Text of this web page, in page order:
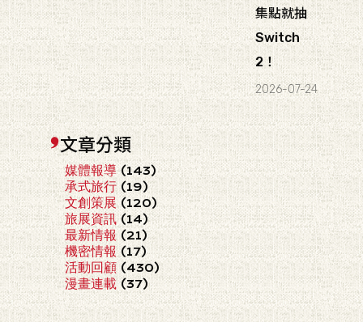
集點就抽
Switch
2！
2026-07-24
文章分類
媒體報導(143)
承式旅行 (19)
文創策展(120)
旅展資訊(14)
最新情報 (21)
機密情報(17)
活動回顧 (430)
漫畫連載 (37)